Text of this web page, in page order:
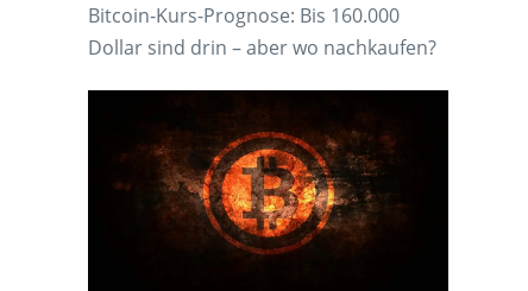
Bitcoin-Kurs-Prognose: Bis 160.000
Dollar sind drin – aber wo nachkaufen?